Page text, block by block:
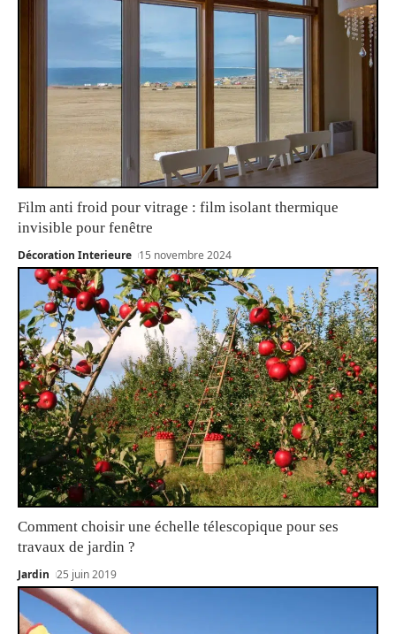
Film anti froid pour vitrage : film isolant thermique
invisible pour fenêtre
Décoration Interieure 15 novembre 2024
Comment choisir une échelle télescopique pour ses
travaux de jardin ?
Jardin 25 juin 2019